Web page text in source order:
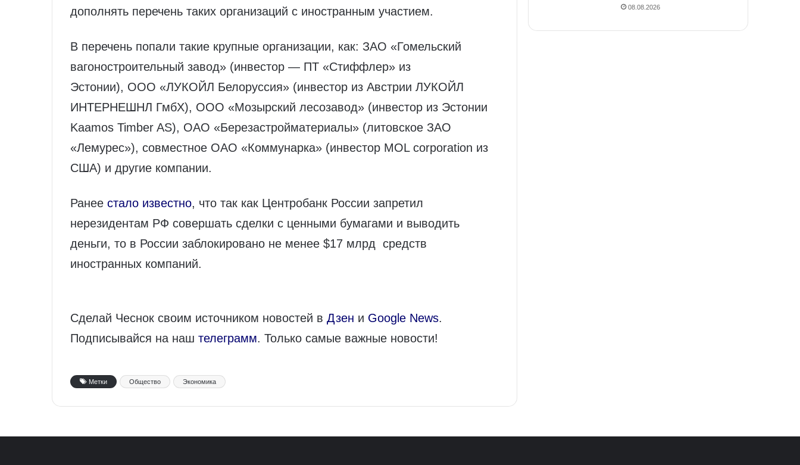
дополнять перечень таких организаций с иностранным участием.
В перечень попали такие крупные организации, как: ЗАО «Гомельский
вагоностроительный завод» (инвестор — ПТ «Стиффлер» из
Эстонии), ООО «ЛУКОЙЛ Белоруссия» (инвестор из Австрии ЛУКОЙЛ
ИНТЕРНЕШНЛ ГмбХ), ООО «Мозырский лесозавод» (инвестор из Эстонии
Kaamos Timber AS), ОАО «Березастройматериалы» (литовское ЗАО
«Лемурес»), совместное ОАО «Коммунарка» (инвестор MOL corporation из
США) и другие компании.
Ранее стало известно, что так как Центробанк России запретил
нерезидентам РФ совершать сделки с ценными бумагами и выводить
деньги, то в России заблокировано не менее $17 млрд средств
иностранных компаний.
Сделай Чеснок своим источником новостей в Дзен и Google News.
Подписывайся на наш телеграмм. Только самые важные новости!
Метки Общество Экономика
08.08.2026